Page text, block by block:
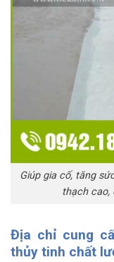
Giúp gia cố, tăng
thạch cao,
Địa chỉ cung
thủy tinh chất